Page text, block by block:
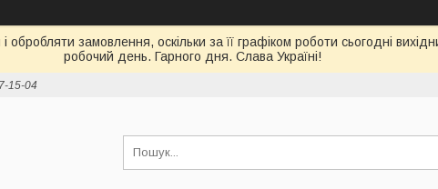
замовлення, оскільки за її графіком роботи сьогодні
робочий день. Гарного дня. Слава Україні!
15-04